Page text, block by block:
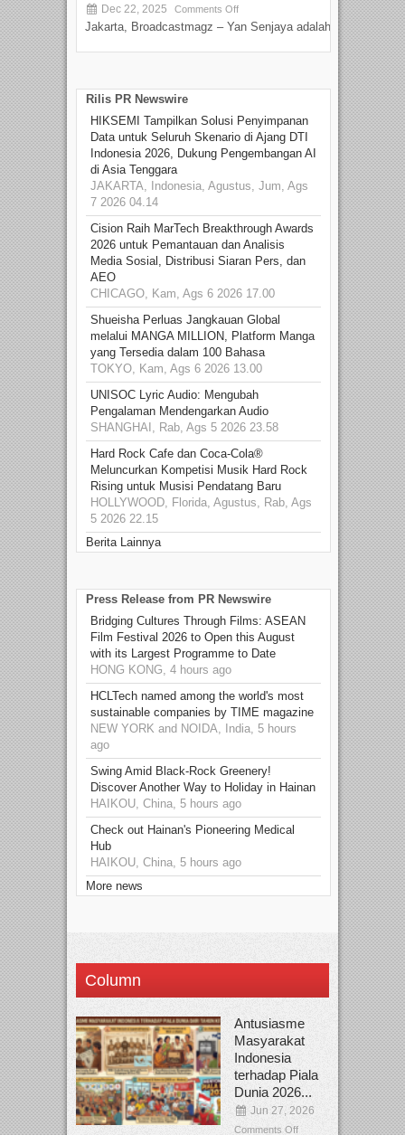
Dec 22, 2025 Comments Off
Jakarta, Broadcastmagz – Yan Senjaya adalah...
Rilis PR Newswire
HIKSEMI Tampilkan Solusi Penyimpanan
Data untuk Seluruh Skenario di Ajang DTI
Indonesia 2026, Dukung Pengembangan AI
di Asia Tenggara
JAKARTA, Indonesia, Agustus, Jum, Ags
7 2026 04.14
Cision Raih MarTech Breakthrough Awards
2026 untuk Pemantauan dan Analisis
Media Sosial, Distribusi Siaran Pers, dan
AEO
CHICAGO, Kam, Ags 6 2026 17.00
Shueisha Perluas Jangkauan Global
melalui MANGA MILLION, Platform Manga
yang Tersedia dalam 100 Bahasa
TOKYO, Kam, Ags 6 2026 13.00
UNISOC Lyric Audio: Mengubah
Pengalaman Mendengarkan Audio
SHANGHAI, Rab, Ags 5 2026 23.58
Hard Rock Cafe dan Coca-Cola®
Meluncurkan Kompetisi Musik Hard Rock
Rising untuk Musisi Pendatang Baru
HOLLYWOOD, Florida, Agustus, Rab, Ags
5 2026 22.15
Berita Lainnya
Press Release from PR Newswire
Bridging Cultures Through Films: ASEAN
Film Festival 2026 to Open this August
with its Largest Programme to Date
HONG KONG, 4 hours ago
HCLTech named among the world's most
sustainable companies by TIME magazine
NEW YORK and NOIDA, India, 5 hours
ago
Swing Amid Black‑Rock Greenery!
Discover Another Way to Holiday in Hainan
HAIKOU, China, 5 hours ago
Check out Hainan's Pioneering Medical
Hub
HAIKOU, China, 5 hours ago
More news
Column
Antusiasme
Masyarakat
Indonesia
terhadap Piala
Dunia 2026...
Jun 27, 2026
Comments Off